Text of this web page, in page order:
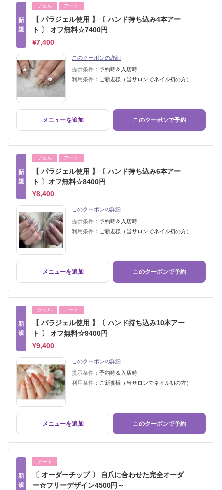
新
規
ジェル アート
【 パラジェル使用 】〔 ハンド持ち込み4本アー
ト 〕 オフ無料☆7400円
¥7,400
このクーポンの詳細
提示条件： 予約時＆入店時
利用条件： ご新規様（当サロンでネイル初の方）
メニューを追加 このクーポンで予約
新
規
ジェル アート
【 パラジェル使用 】〔 ハンド持ち込み6本アー
ト 〕オフ無料☆8400円
¥8,400
このクーポンの詳細
提示条件： 予約時＆入店時
利用条件： ご新規様（当サロンでネイル初の方）
メニューを追加 このクーポンで予約
新
規
ジェル アート
【 パラジェル使用 】〔 ハンド持ち込み10本アー
ト 〕 オフ無料☆9400円
¥9,400
このクーポンの詳細
提示条件： 予約時＆入店時
利用条件： ご新規様（当サロンでネイル初の方）
メニューを追加 このクーポンで予約
新
規
アート
〔 オーダーチップ 〕 自爪に合わせた完全オーダ
ー☆フリーデザイン4500円～